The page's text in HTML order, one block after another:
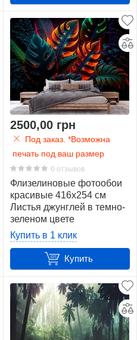
2500,00 грн
Под заказ. *Возможна
печать под ваш размер
0 отзывов
Флизелиновые фотообои
красивые 416x254 см
Листья джунглей в темно-
зеленом цвете
(14669VEXXXL)+клей
Купить в 1 клик
Купить